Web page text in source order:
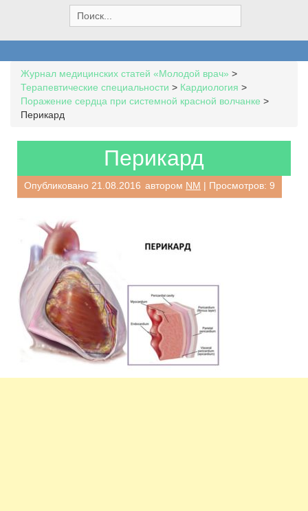
e
a
h
f
o
Журнал медицинских статей «Молодой врач» >
Терапевтические специальности > Кардиология >
Поражение сердца при системной красной волчанке >
Перикард
Перикард
Опубликовано 21.08.2016 автором NM | Просмотров: 9